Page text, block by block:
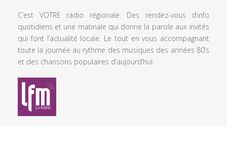
C’est VOTRE radio régionale. Des rendez-vous d’info
quotidiens et une matinale qui donne la parole aux invités
qui font l’actualité locale. Le tout en vous accompagnant
toute la journée au rythme des musiques des années 80’s
et des chansons populaires d’aujourd’hui.